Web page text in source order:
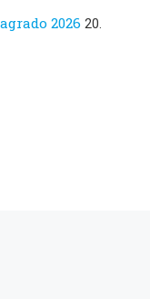
2026 20.